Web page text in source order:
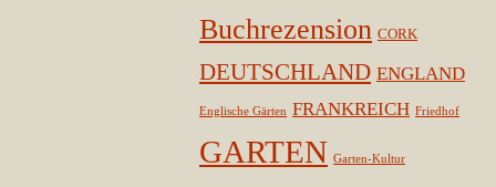
Buchrezension CORK
DEUTSCHLAND ENGLAND
Englische Gärten FRANKREICH Friedhof
GARTEN Garten-Kultur